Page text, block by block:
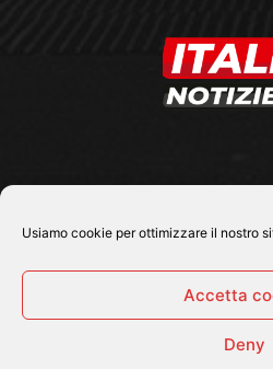
Usiamo cookie per ottimizzare il nostro
Accetta
Deny
SEGUICI
© 2026 Tutti i diritti riservati - Italia